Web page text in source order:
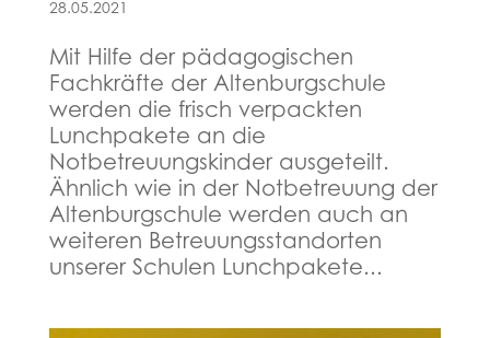
28.05.2021
Mit Hilfe der pädagogischen
Fachkräfte der Altenburgschule
werden die frisch verpackten
Lunchpakete an die
Notbetreuungskinder ausgeteilt.
Ähnlich wie in der Notbetreuung der
Altenburgschule werden auch an
weiteren Betreuungsstandorten
unserer Schulen Lunchpakete...